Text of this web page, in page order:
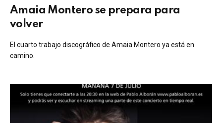
Amaia Montero se prepara para
volver
El cuarto trabajo discográfico de Amaia Montero ya está en
camino.